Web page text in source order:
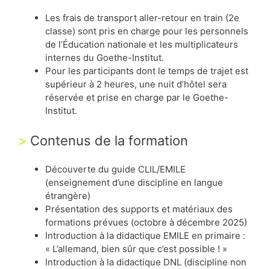
Les frais de transport aller-retour en train (2e
classe) sont pris en charge pour les personnels
de l’Éducation nationale et les multiplicateurs
internes du Goethe-Institut.
Pour les participants dont le temps de trajet est
supérieur à 2 heures, une nuit d’hôtel sera
réservée et prise en charge par le Goethe-
Institut.
Contenus de la formation
Découverte du guide CLIL/EMILE
(enseignement d’une discipline en langue
étrangère)
Présentation des supports et matériaux des
formations prévues (octobre à décembre 2025)
Introduction à la didactique EMILE en primaire :
« L’allemand, bien sûr que c’est possible ! »
Introduction à la didactique DNL (discipline non